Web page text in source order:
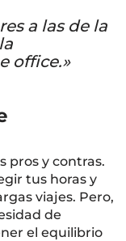
a las de la
office.»
pros y contras.
tus horas y
viajes. Pero,
de
el equilibrio